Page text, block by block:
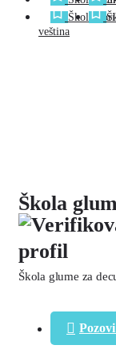
Škola
profil
Škola glume za
Škola
veština